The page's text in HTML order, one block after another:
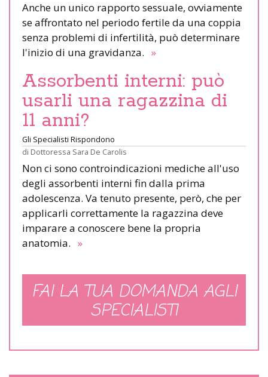
Anche un unico rapporto sessuale, ovviamente
se affrontato nel periodo fertile da una coppia
senza problemi di infertilità, può determinare
l'inizio di una gravidanza. »
Assorbenti interni: può
usarli una ragazzina di
11 anni?
Gli Specialisti Rispondono
di Dottoressa Sara De Carolis
Non ci sono controindicazioni mediche all'uso
degli assorbenti interni fin dalla prima
adolescenza. Va tenuto presente, però, che per
applicarli correttamente la ragazzina deve
imparare a conoscere bene la propria
anatomia. »
FAI LA TUA DOMANDA AGLI
SPECIALISTI